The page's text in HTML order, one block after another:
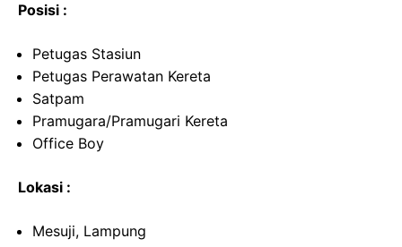
Posisi :
Petugas Stasiun
Petugas Perawatan Kereta
Satpam
Pramugara/Pramugari Kereta
Office Boy
Lokasi :
Mesuji, Lampung